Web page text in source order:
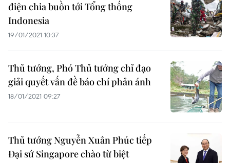
điện chia buồn tới Tổng thống
Indonesia
19/01/2021 10:37
Thủ tướng, Phó Thủ tướng chỉ đạo
giải quyết vấn đề báo chí phản ánh
18/01/2021 09:27
Thủ tướng Nguyễn Xuân Phúc tiếp
Đại sứ Singapore chào từ biệt